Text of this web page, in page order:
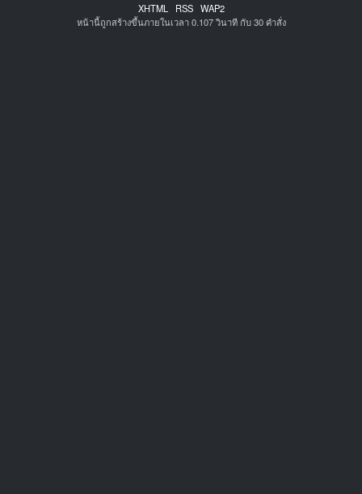
XHTML RSS WAP2
หน้านี้ถูกสร้างขึ้นภายในเวลา 0.107 วินาที กับ 30 คำสั่ง